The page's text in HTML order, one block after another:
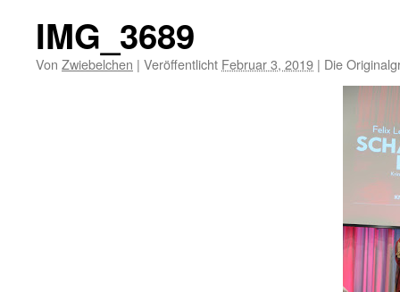
IMG_3689
Von Zwiebelchen | Veröffentlicht Februar 3, 2019 | Die